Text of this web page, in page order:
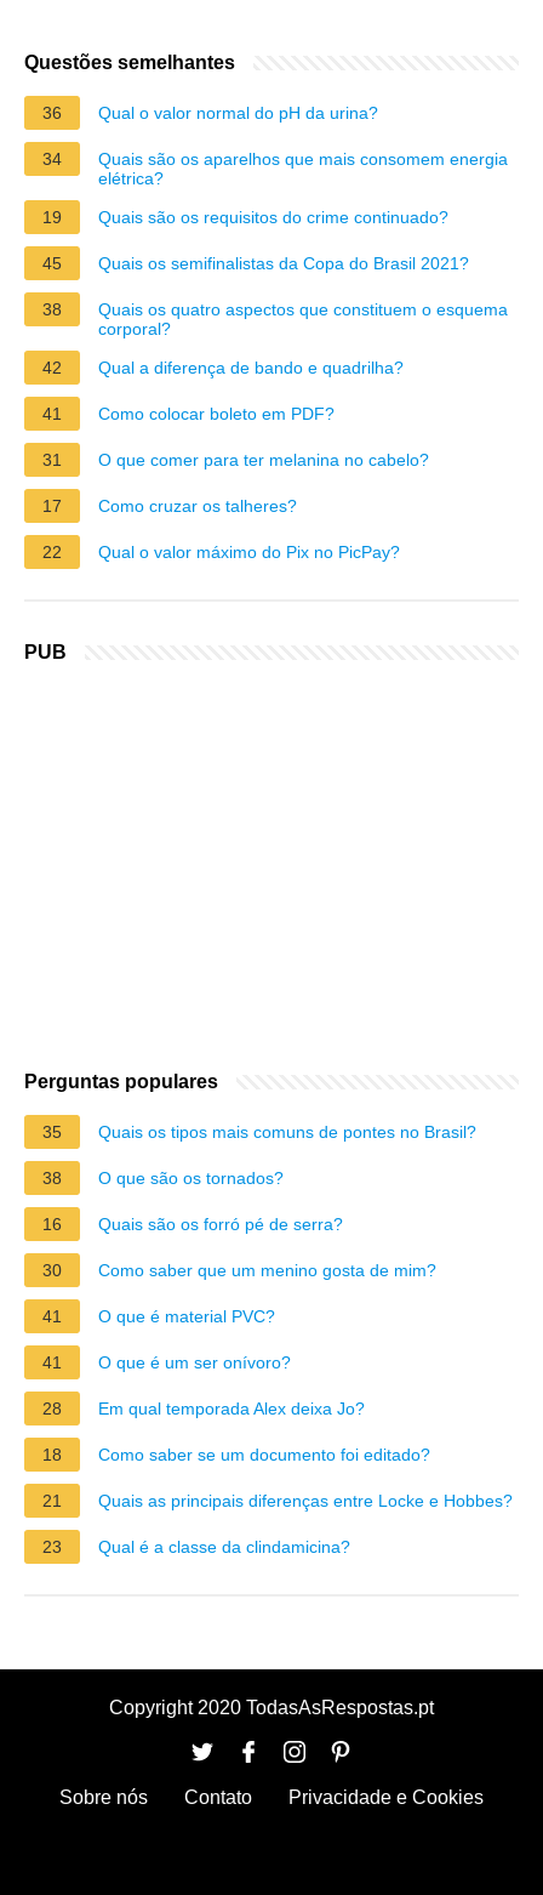
Questões semelhantes
36 Qual o valor normal do pH da urina?
34
Quais são os aparelhos que mais consomem energia
elétrica?
19
Quais são os requisitos do crime continuado?
45 Quais os semifinalistas da Copa do Brasil 2021?
38
Quais os quatro aspectos que constituem o esquema
corporal?
42
Qual a diferença de bando e quadrilha?
41 Como colocar boleto em PDF?
31 O que comer para ter melanina no cabelo?
17 Como cruzar os talheres?
22 Qual o valor máximo do Pix no PicPay?
PUB
Perguntas populares
35 Quais os tipos mais comuns de pontes no Brasil?
38 O que são os tornados?
16 Quais são os forró pé de serra?
30 Como saber que um menino gosta de mim?
41 O que é material PVC?
41 O que é um ser onívoro?
28 Em qual temporada Alex deixa Jo?
18 Como saber se um documento foi editado?
21 Quais as principais diferenças entre Locke e Hobbes?
23 Qual é a classe da clindamicina?
Copyright 2020 TodasAsRespostas.pt
Sobre nós Contato Privacidade e Cookies